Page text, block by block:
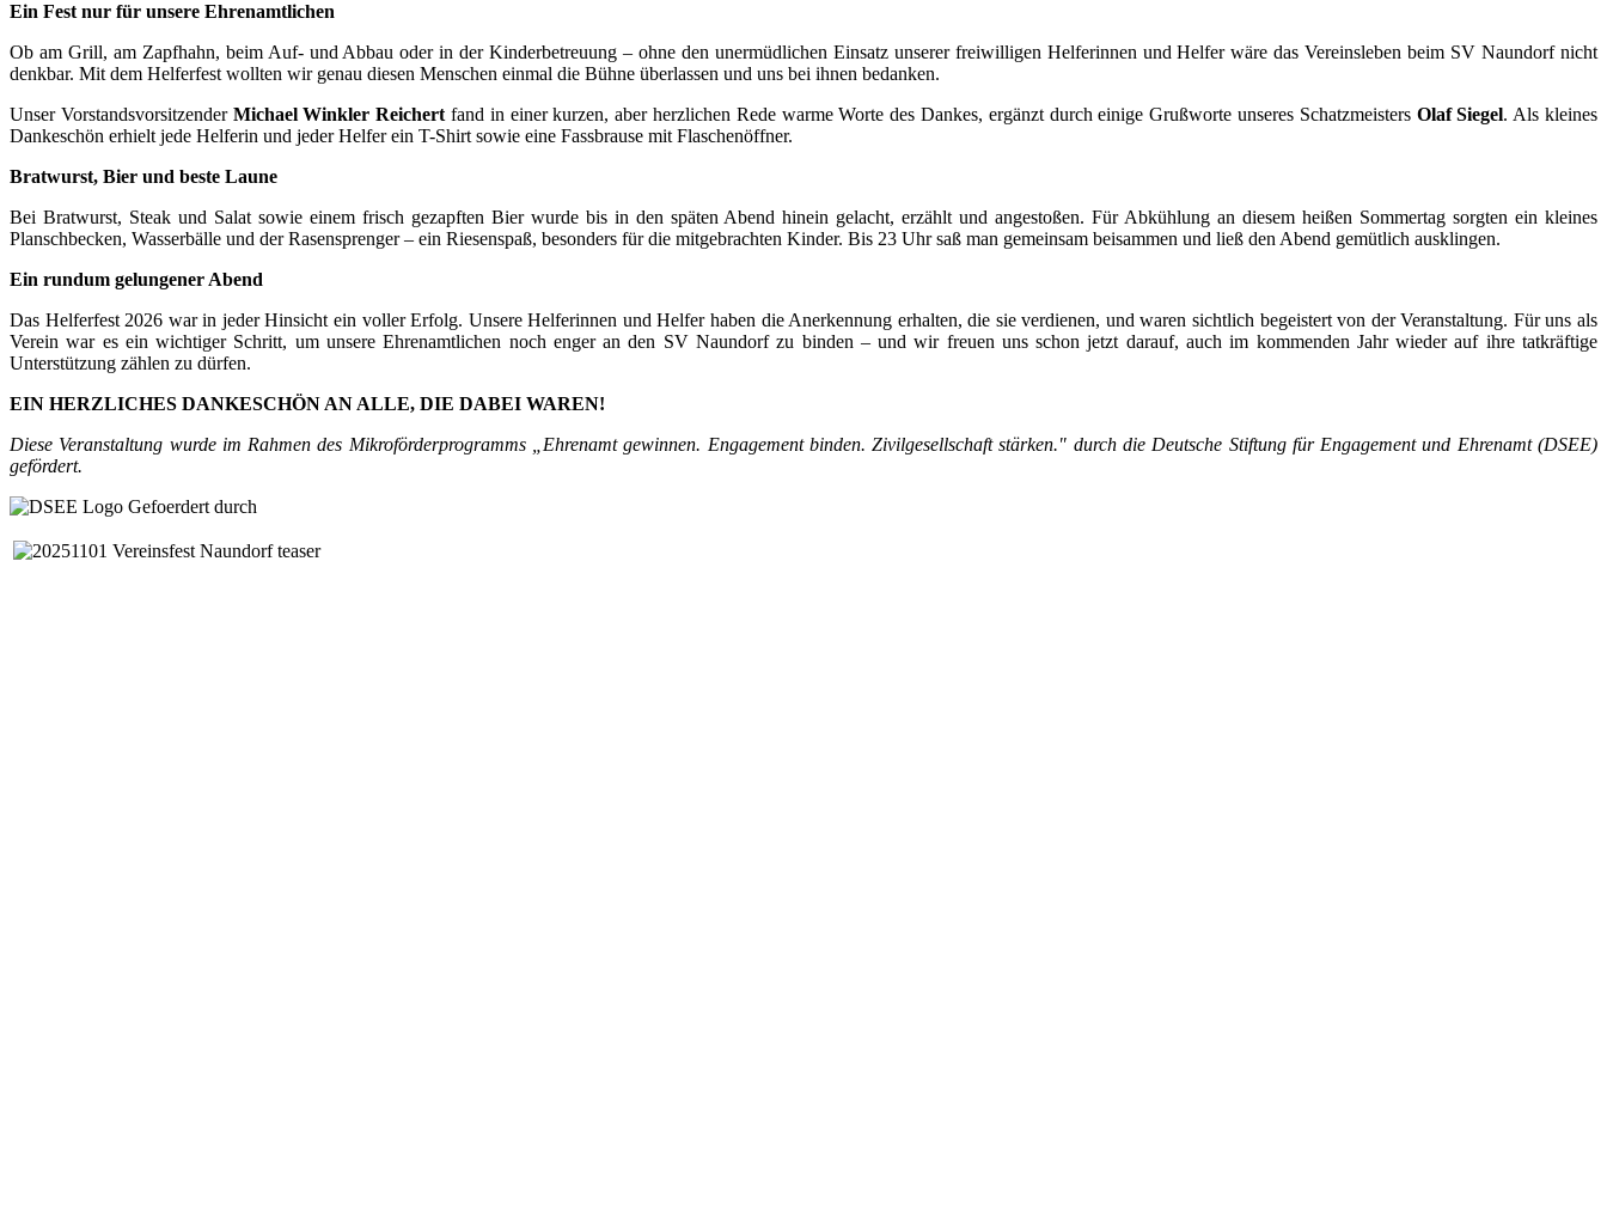
Ein Fest nur für unsere Ehrenamtlichen
Ob am Grill, am Zapfhahn, beim Auf- und Abbau oder in der Kinderbetreuung – ohne den unermüdlichen Einsatz unserer freiwilligen Helferinnen und Helfer wäre das Vereinsleben beim SV Naundorf nicht
denkbar. Mit dem Helferfest wollten wir genau diesen Menschen einmal die Bühne überlassen und uns bei ihnen bedanken.
Unser Vorstandsvorsitzender Michael Winkler Reichert fand in einer kurzen, aber herzlichen Rede warme Worte des Dankes, ergänzt durch einige Grußworte unseres Schatzmeisters Olaf Siegel. Als kleines
Dankeschön erhielt jede Helferin und jeder Helfer ein T-Shirt sowie eine Fassbrause mit Flaschenöffner.
Bratwurst, Bier und beste Laune
Bei Bratwurst, Steak und Salat sowie einem frisch gezapften Bier wurde bis in den späten Abend hinein gelacht, erzählt und angestoßen. Für Abkühlung an diesem heißen Sommertag sorgten ein kleines
Planschbecken, Wasserbälle und der Rasensprenger – ein Riesenspaß, besonders für die mitgebrachten Kinder. Bis 23 Uhr saß man gemeinsam beisammen und ließ den Abend gemütlich ausklingen.
Ein rundum gelungener Abend
Das Helferfest 2026 war in jeder Hinsicht ein voller Erfolg. Unsere Helferinnen und Helfer haben die Anerkennung erhalten, die sie verdienen, und waren sichtlich begeistert von der Veranstaltung. Für uns als
Verein war es ein wichtiger Schritt, um unsere Ehrenamtlichen noch enger an den SV Naundorf zu binden – und wir freuen uns schon jetzt darauf, auch im kommenden Jahr wieder auf ihre tatkräftige
Unterstützung zählen zu dürfen.
EIN HERZLICHES DANKESCHÖN AN ALLE, DIE DABEI WAREN!
Diese Veranstaltung wurde im Rahmen des Mikroförderprogramms „Ehrenamt gewinnen. Engagement binden. Zivilgesellschaft stärken." durch die Deutsche Stiftung für Engagement und Ehrenamt (DSEE)
gefördert.